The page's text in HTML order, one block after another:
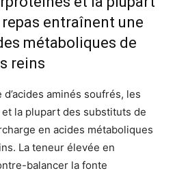
entraînent une
métaboliques de
reins
aminés soufrés, les
la plupart des substituts de
en acides métaboliques
La teneur élevée en
balancer la fonte